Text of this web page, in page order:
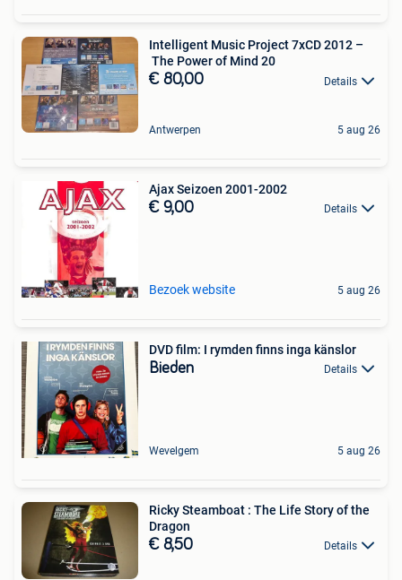
Intelligent Music Project 7xCD 2012 –
The Power of Mind 20
€ 80,00 Details
Antwerpen 5 aug 26
Ajax Seizoen 2001-2002
€ 9,00 Details
Bezoek website 5 aug 26
DVD film: I rymden finns inga känslor
Bieden Details
Wevelgem 5 aug 26
Ricky Steamboat : The Life Story of the
Dragon
€ 8,50 Details